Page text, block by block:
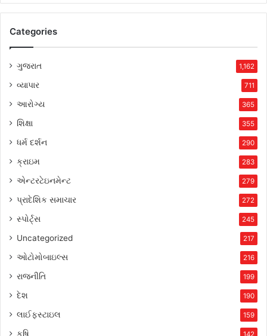
Categories
ગુજરાત 1,162
વ્યાપાર 711
આરોગ્ય 365
શિક્ષા 355
ધર્મ દર્શન 290
ક્રાઇમ 283
એન્ટરટેઇનમેન્ટ 279
પ્રાદેશિક સમાચાર 272
સ્પોર્ટ્સ 245
Uncategorized 217
ઓટોમોબાઇલ્સ 216
રાજનીતિ 199
દેશ 190
લાઈફસ્ટાઇલ 159
કૃષિ 142